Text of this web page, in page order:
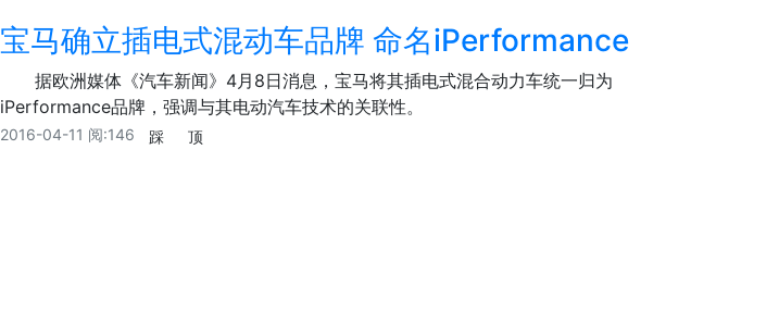
宝马确立插电式混动车品牌 命名iPerformance
据欧洲媒体《汽车新闻》4月8日消息，宝马将其插电式混合动力车统一归为
iPerformance品牌，强调与其电动汽车技术的关联性。
2016-04-11 阅:146 踩 顶